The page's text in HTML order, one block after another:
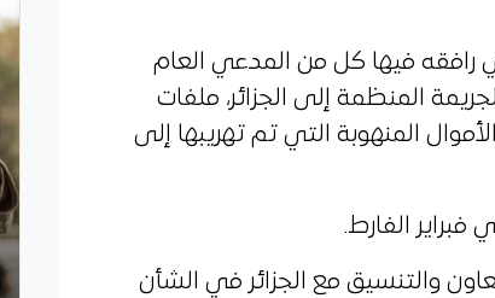
رافقه فيها كل من المدعي العام
المنظمة إلى الجزائر، ملفات
المنهوبة التي تم تهريبها إلى
فبراير الفارط.
والتنسيق مع الجزائر في الشأن